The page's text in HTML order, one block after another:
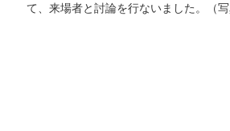
て、来場者と討論を行ないました。（